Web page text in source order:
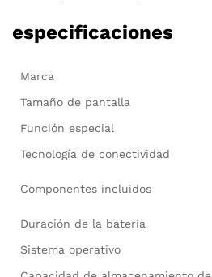
especificaciones
Marca
Tamaño de pantalla
Función especial
Tecnología de conectividad
Componentes incluidos
Duración de la batería
Sistema operativo